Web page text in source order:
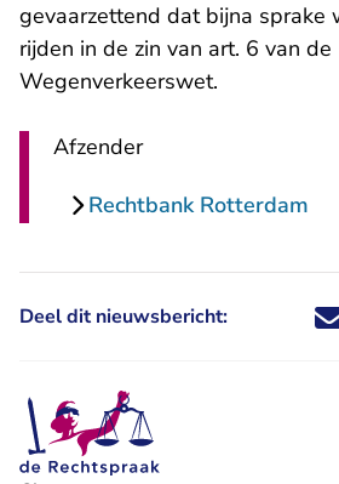
gevaarzettend dat bijna sprake
rijden in de zin van art. 6 van de
Wegenverkeerswet.
Afzender
Rechtbank Rotterdam
Deel dit nieuwsbericht: Deel